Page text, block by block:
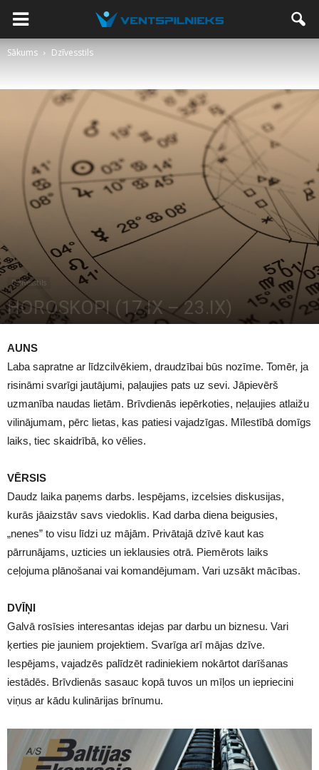
Sākums Dzīvesstils
Dzīvesstils
HOROSKOPI (17.IX – 23.IX)
AUNS
Laba sapratne ar līdzcilvēkiem, draudzībai būs nozīme. Tomēr, ja
risināmi svarīgi jautājumi, paļaujies pats uz sevi. Jāpievērš
uzmanība naudas lietām. Brīvdienās iepērkoties, neļaujies atlaižu
vilinājumam, pērc lietas, kas patiesi vajadzīgas. Mīlestībā domīgs
laiks, tiec skaidrībā, ko vēlies.
VĒRSIS
Daudz laika paņems darbs. Iespējams, izcelsies diskusijas,
kurās jāaizstāv savs viedoklis. Kad darba diena beigusies,
„nenes” to visu līdzi uz mājām. Privātajā dzīvē kaut kas
pārrunājams, uzticies un ieklausies otrā. Piemērots laiks
ceļojuma plānošanai vai komandējumam. Vari uzsākt mācības.
DVĪŅI
Galvā rosīsies interesantas idejas par darbu un biznesu. Vari
ķerties pie jauniem projektiem. Svarīga arī mājas dzīve.
Iespējams, vajadzēs palīdzēt radiniekiem nokārtot darīšanas
iestādēs. Brīvdienās sasauc kopā tuvos un mīļos un iepriecini
viņus ar kādu kulinārijas brīnumu.